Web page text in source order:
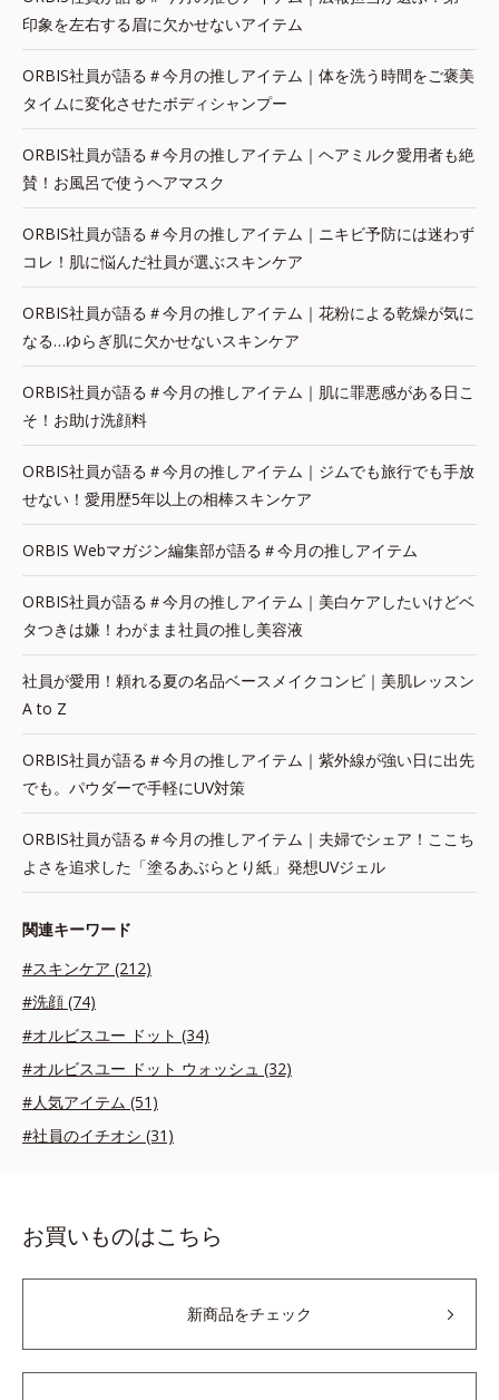
印象を左右する眉に欠かせないアイテム
ORBIS社員が語る＃今月の推しアイテム｜体を洗う時間をご褒美
タイムに変化させたボディシャンプー
ORBIS社員が語る＃今月の推しアイテム｜ヘアミルク愛用者も絶
賛！お風呂で使うヘアマスク
ORBIS社員が語る＃今月の推しアイテム｜ニキビ予防には迷わず
コレ！肌に悩んだ社員が選ぶスキンケア
ORBIS社員が語る＃今月の推しアイテム｜花粉による乾燥が気に
なる…ゆらぎ肌に欠かせないスキンケア
ORBIS社員が語る＃今月の推しアイテム｜肌に罪悪感がある日こ
そ！お助け洗顔料
ORBIS社員が語る＃今月の推しアイテム｜ジムでも旅行でも手放
せない！愛用歴5年以上の相棒スキンケア
ORBIS Webマガジン編集部が語る＃今月の推しアイテム
ORBIS社員が語る＃今月の推しアイテム｜美白ケアしたいけどベ
タつきは嫌！わがまま社員の推し美容液
社員が愛用！頼れる夏の名品ベースメイクコンビ｜美肌レッスン
A to Z
ORBIS社員が語る＃今月の推しアイテム｜紫外線が強い日に出先
でも。パウダーで手軽にUV対策
ORBIS社員が語る＃今月の推しアイテム｜夫婦でシェア！ここち
よさを追求した「塗るあぶらとり紙」発想UVジェル
関連キーワード
#スキンケア (212)
#洗顔 (74)
#オルビスユー ドット (34)
#オルビスユー ドット ウォッシュ (32)
#人気アイテム (51)
#社員のイチオシ (31)
お買いものはこちら
新商品をチェック